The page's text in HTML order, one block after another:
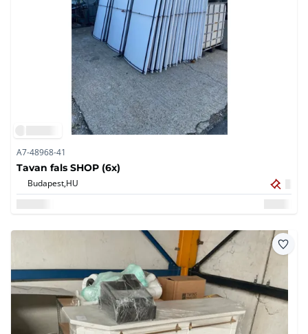
A7-48968-41
Tavan fals SHOP (6x)
Budapest,HU